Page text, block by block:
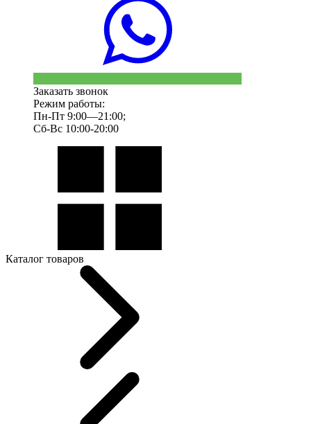
Заказать звонок
Режим работы:
Пн-Пт 9:00—21:00;
Сб-Вс 10:00-20:00
Каталог товаров